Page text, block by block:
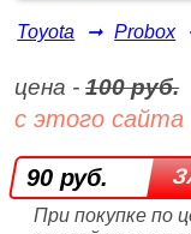
Toyota ➞ Probox
цена -100 руб.
с этого
90 руб.
При покупке по